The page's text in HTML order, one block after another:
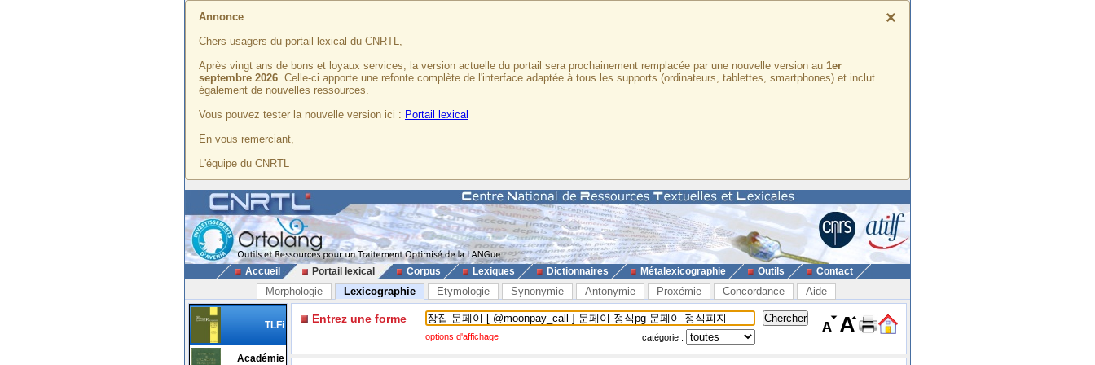
×
Annonce
Chers usagers du portail lexical du CNRTL,
Après vingt ans de bons et loyaux services, la version actuelle du portail sera prochainement remplacée par une nouvelle version au 1er
septembre 2026. Celle-ci apporte une refonte complète de l'interface adaptée à tous les supports (ordinateurs, tablettes, smartphones) et inclut
également de nouvelles ressources.
Vous pouvez tester la nouvelle version ici : Portail lexical
En vous remerciant,
L'équipe du CNRTL
Accueil Portail lexical Corpus Lexiques Dictionnaires Métalexicographie Outils Contact
Morphologie Lexicographie Etymologie Synonymie Antonymie Proxémie Concordance Aide
TLFi
Académie
Entrez une forme
options d'affichage catégorie :